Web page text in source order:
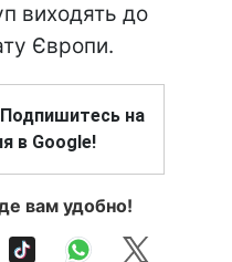
виходять до
Європи.
Подпишитесь на
в Google!
вам удобно!